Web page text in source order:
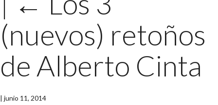
(nuevos) retoños
de Alberto Cinta
| junio 11, 2014